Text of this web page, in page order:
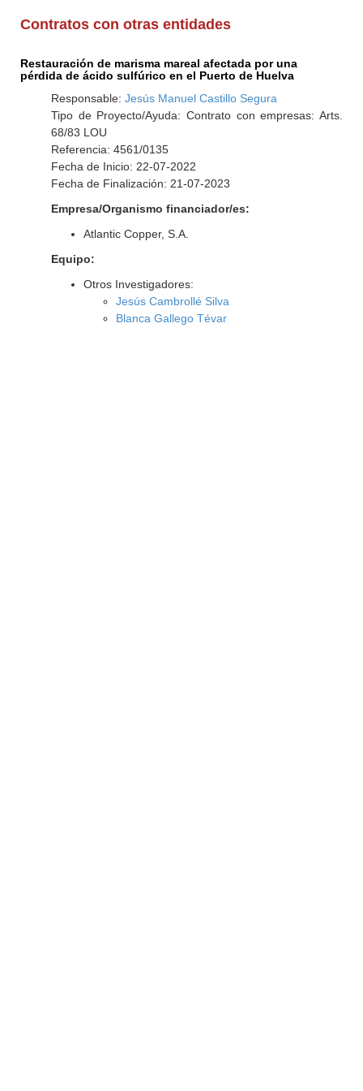
Contratos con otras entidades
Restauración de marisma mareal afectada por una
pérdida de ácido sulfúrico en el Puerto de Huelva
Responsable: Jesús Manuel Castillo Segura
Tipo de Proyecto/Ayuda: Contrato con empresas: Arts.
68/83 LOU
Referencia: 4561/0135
Fecha de Inicio: 22-07-2022
Fecha de Finalización: 21-07-2023
Empresa/Organismo financiador/es:
Atlantic Copper, S.A.
Equipo:
Otros Investigadores:
Jesús Cambrollé Silva
Blanca Gallego Tévar